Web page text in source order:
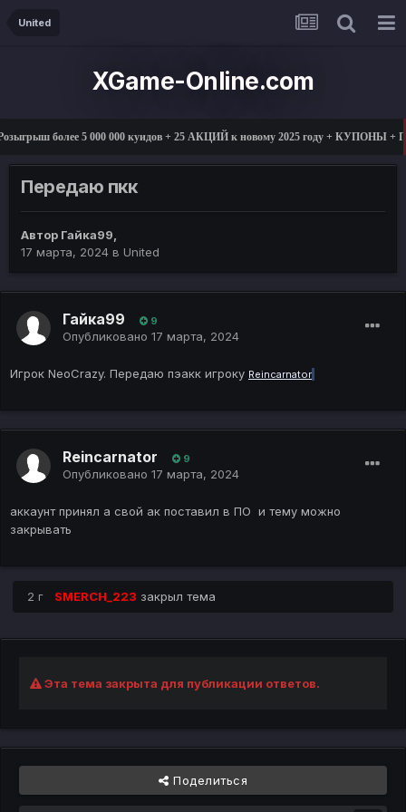
United
XGame-Online.com
более 5 000 000 куидов + 25 АКЦИЙ к новому 2025 году + КУПОНЫ +
Передаю пкк
Автор Гайка99,
17 марта, 2024 в United
Гайка99 9
Опубликовано 17 марта, 2024
Игрок NeoCrazy. Передаю пэакк игроку Reincarnator
Reincarnator 9
Опубликовано 17 марта, 2024
аккаунт принял а свой ак поставил в ПО и тему можно
закрывать
2 г SMERCH_223 закрыл тема
Эта тема закрыта для публикации ответов.
Поделиться